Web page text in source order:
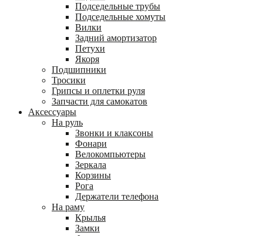
Подседельные трубы
Подседельные хомуты
Вилки
Задний амортизатор
Петухи
Якоря
Подшипники
Тросики
Грипсы и оплетки руля
Запчасти для самокатов
Аксессуары
На руль
Звонки и клаксоны
Фонари
Велокомпьютеры
Зеркала
Корзины
Рога
Держатели телефона
На раму
Крылья
Замки